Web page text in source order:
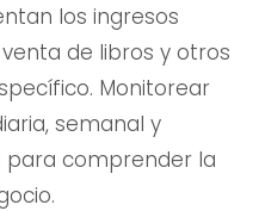
los ingresos
de libros y otros
Monitorear
semanal y
para comprender la